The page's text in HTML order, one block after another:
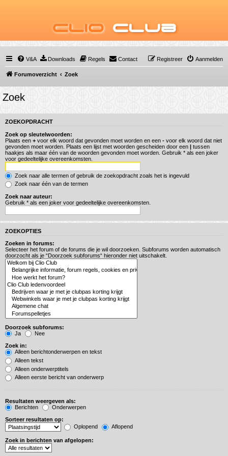
Clio Club
V&A Downloads Regels Contact Aanmelden
Registreer
Forumoverzicht Zoek
Zoek
ZOEKOPDRACHT
Zoek op sleutelwoorden:
Plaats een + voor elk woord dat gevonden moet worden en een - voor elk woord dat niet
gevonden moet worden. Plaats een lijst met woorden gescheiden door een | tussen
haakjes als maar één van de woorden gevonden moet worden. Gebruik * als een joker
voor gedeeltelijke overeenkomsten.
Zoek naar alle termen of gebruik de zoekopdracht zoals het is ingevuld
Zoek naar één van de termen
Zoek naar auteur:
Gebruik * als een joker voor gedeeltelijke overeenkomsten.
ZOEKOPTIES
Zoeken in forums:
Selecteer het forum of de forums die je wil doorzoeken. Subforums worden automatisch
doorzocht als je “Doorzoek subforums“ hieronder niet uitschakelt.
Doorzoek subforums:
Ja
Nee
Zoek in:
Alleen berichtonderwerpen en tekst
Alleen tekst
Alleen onderwerptitels
Alleen eerste bericht van onderwerp
Resultaten weergeven als:
Berichten
Onderwerpen
Sorteer resultaten op:
Oplopend
Aflopend
Zoek in berichten van afgelopen: